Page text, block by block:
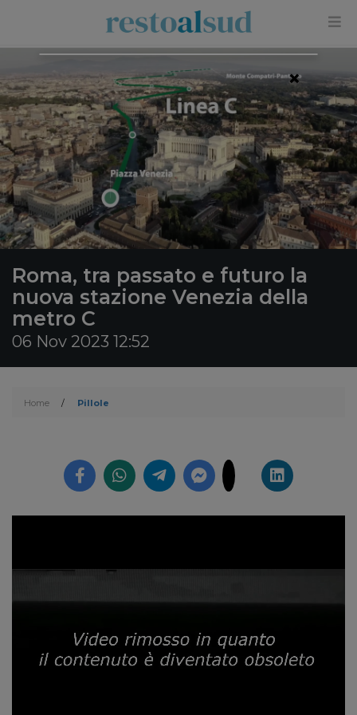
Roma, tra passato e futuro la
nuova stazione Venezia della
metro C
06 Nov 2023 12:52
Home / Pillole
×